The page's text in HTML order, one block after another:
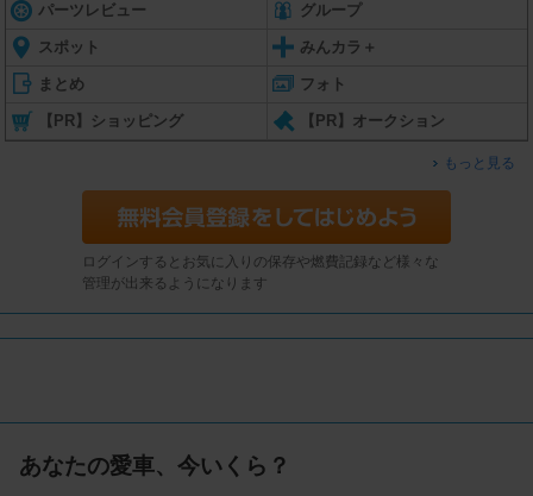
パーツレビュー グループ
スポット みんカラ＋
まとめ フォト
【PR】ショッピング 【PR】オークション
もっと見る
ログインするとお気に入りの保存や燃費記録など様々な
管理が出来るようになります
あなたの愛車、今いくら？